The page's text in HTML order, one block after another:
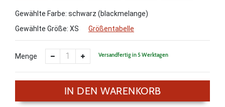
Gewählte Farbe: schwarz (blackmelange)
Gewählte Größe: XS Größentabelle
Menge Versandfertig in 5 Werktagen
IN DEN WARENKORB